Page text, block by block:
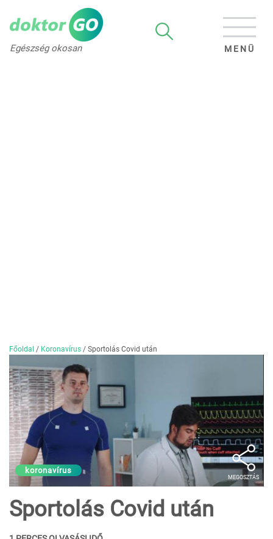
Egészség okosan MENÜ
Főoldal / Koronavírus / Sportolás Covid után
koronavírus
MEGOSZTÁS
Sportolás Covid után